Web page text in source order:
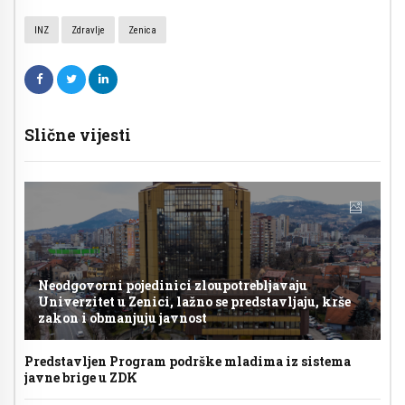
INZ Zdravlje Zenica
Slične vijesti
Neodgovorni pojedinici zloupotrebljavaju
Univerzitet u Zenici, lažno se predstavljaju, krše
zakon i obmanjuju javnost
Predstavljen Program podrške mladima iz sistema
javne brige u ZDK